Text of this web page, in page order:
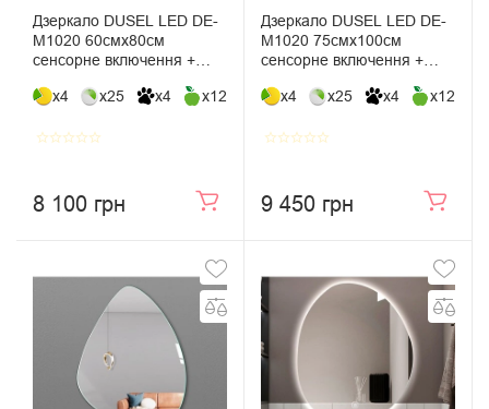
Дзеркало DUSEL LED DE-
M1020 60смх80см
сенсорне включення +
x4
x25 x4 x12
star_borderstar_borderstar_borderstar_borderstar_border
8 100 грн
Дзеркало DUSEL LED DE-
M1020 75смх100см
сенсорне включення +
x4
x25 x4 x12
star_borderstar_borderstar_borderstar_borderstar_border
9 450 грн